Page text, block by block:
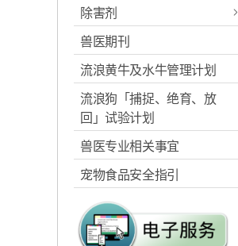
菌素耐药性」巡回
相关连结
进口爬虫类，鼠兔
进口马及马科动物
进口种猪
特别许可证费用
进口动物尸体及动
物产品
动物产品卫生证书
水生动物健康证书
机场）
预先查核文件服务
抵港
领回
重要资料
检疫侦缉犬
简介
使命
目的
筛选狗只
公众合作
举报非法进口动物
通讯 - 疾病报告
动物疾病报告
鱼病
木质包装材料
《 进口管制简介 》小册子
(PDF格式)
《 植物病虫害的进口管制
》小册子 (PDF格式)
下载申请表及指南
刊物
植物品种保护申请
《植物品种保护资料简
介》小册子(PDF格式)
根据第490章《植物品种保
护条例》发给并有效的植
物品种权利授权证
根据第490章《植物品种保
护条例》提出的植物品种
权利授权证新申请
下载申请表及指南
除害剂
最新消息
除害剂的监管及有关资讯
安全及正确使用除害剂
有关表列于《鹿特丹公
约》内除害剂在本地贸易
及相关业务的监管
下载申请表及指南
宣传刊物
兽医期刊
流浪黄牛及水牛管理计划
流浪狗「捕捉、绝育、放
回」试验计划
兽医专业相关事宜
宠物食品安全指引